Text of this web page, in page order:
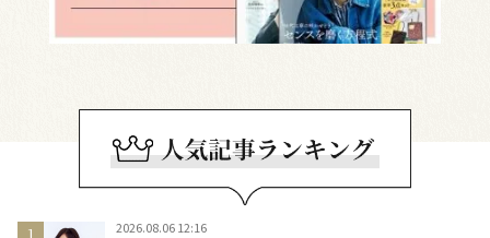
2026.08.06 12:16